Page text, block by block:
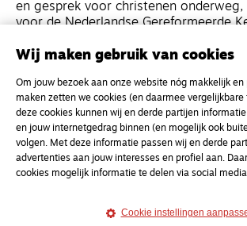
en gesprek voor christenen
voor de Nederlandse Gereformeerde
Magazine
Onderweg
Kvk-nummer 33277063
NL46 INGB 0117 5827 86
info@onderwegonline.nl
Wij maken gebruik van cookies
Om jouw bezoek aan onze website nóg makkelijk en
maken zetten we cookies (en daarmee
deze cookies kunnen wij en derde partijen
en jouw internetgedrag binnen (en mogelijk ook
volgen. Met deze informatie passen wij en derde
advertenties aan jouw interesses en profiel aan.
cookies mogelijk informatie te delen via social
Cookie instellingen